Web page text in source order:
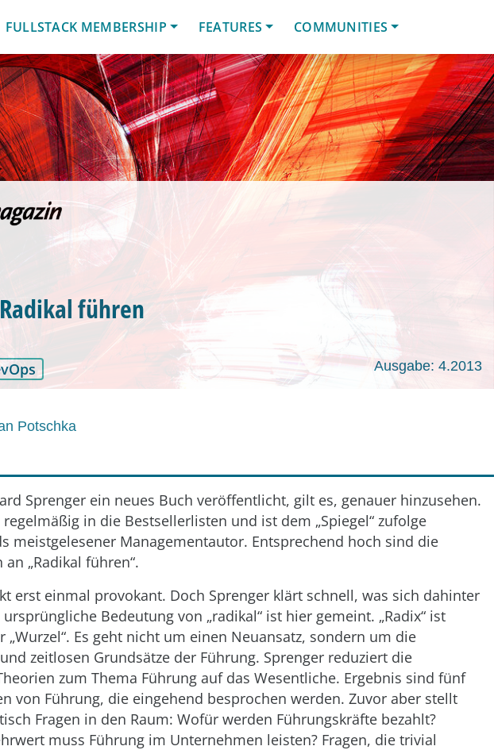
FULLSTACK MEMBERSHIP FEATURES COMMUNITIES
führen
Ausgabe: 4.2013
Potschka
Sprenger ein neues Buch veröffentlicht, gilt es, genauer hinzusehen.
regelmäßig in die Bestsellerlisten und ist dem „Spiegel“ zufolge
meistgelesener Managementautor. Entsprechend hoch sind die
„Radikal führen“.
erst einmal provokant. Doch Sprenger klärt schnell, was sich dahinter
Bedeutung von „radikal“ ist hier gemeint. „Radix“ ist
„Wurzel“. Es geht nicht um einen Neuansatz, sondern um die
zeitlosen Grundsätze der Führung. Sprenger reduziert die
zum Thema Führung auf das Wesentliche. Ergebnis sind fünf
von Führung, die eingehend besprochen werden. Zuvor aber stellt
Fragen in den Raum: Wofür werden Führungskräfte bezahlt?
muss Führung im Unternehmen leisten? Fragen, die trivial